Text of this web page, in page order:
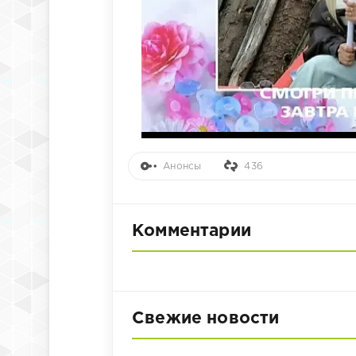
Анонсы 436
Комментарии
Свежие новости